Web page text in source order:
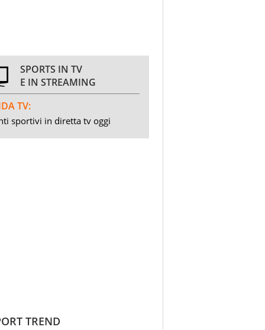
SPORTS IN TV
E IN STREAMING
TV:
sportivi in diretta tv oggi
TREND